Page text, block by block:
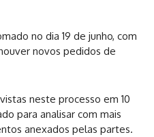
no dia 19 de junho, com
novos pedidos de
neste processo em 10
para analisar com mais
anexados pelas partes.